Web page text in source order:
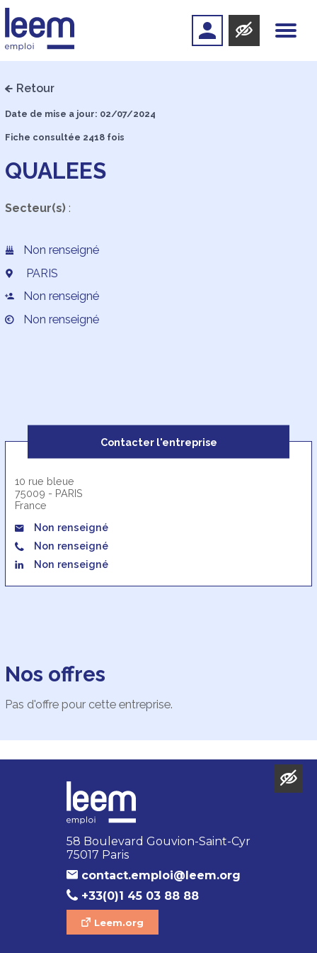
Retour
Date de mise a jour: 02/07/2024
Fiche consultée 2418 fois
QUALEES
Secteur(s):
Non renseigné
PARIS
Non renseigné
Non renseigné
Contacter l'entreprise
10 rue bleue
75009 - PARIS
France
Non renseigné
Non renseigné
Non renseigné
Nos offres
Pas d'offre pour cette entreprise.
58 Boulevard Gouvion-Saint-Cyr
75017 Paris
contact.emploi@leem.org
+33(0)1 45 03 88 88
Leem.org